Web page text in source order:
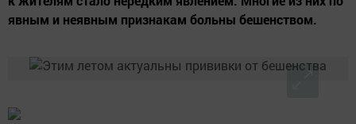
явным и неявным признакам больны бешенством.